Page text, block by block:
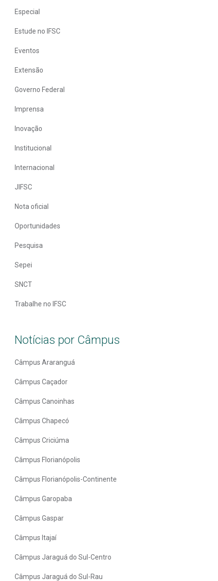
Especial
Estude no IFSC
Eventos
Extensão
Governo Federal
Imprensa
Inovação
Institucional
Internacional
JIFSC
Nota oficial
Oportunidades
Pesquisa
Sepei
SNCT
Trabalhe no IFSC
Notícias por Câmpus
Câmpus Araranguá
Câmpus Caçador
Câmpus Canoinhas
Câmpus Chapecó
Câmpus Criciúma
Câmpus Florianópolis
Câmpus Florianópolis-Continente
Câmpus Garopaba
Câmpus Gaspar
Câmpus Itajaí
Câmpus Jaraguá do Sul-Centro
Câmpus Jaraguá do Sul-Rau